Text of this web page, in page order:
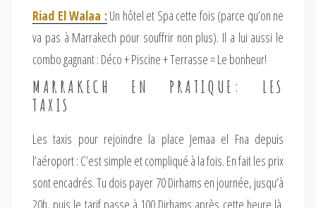
Riad El Walaa :Un hôtel et Spa cette fois (parce qu’on ne
va pas à Marrakech pour souffrir non plus). Il a lui aussi le
combo gagnant : Déco + Piscine + Terrasse = Le bonheur!
MARRAKECH EN PRATIQUE: LES
TAXIS
Les taxis pour rejoindre la place Jemaa el Fna depuis
l’aéroport : C’est simple et compliqué à la fois. En fait les prix
sont encadrés. Tu dois payer 70 Dirhams en journée, jusqu’à